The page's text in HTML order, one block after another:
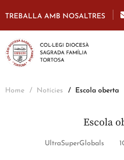
TREBALLA AMB NOSALTRES
Home Notícies Escola oberta
Escola
UltraSuperGlobals